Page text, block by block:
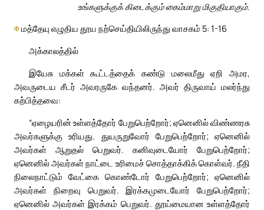
உங்களுக்குக் கிடைக்கும் கைம்மாறு மிகுதியாகும்.
✠மத்தேயு எழுதிய தூய நற்செய்தியிலிருந்து வாசகம் 5: 1-16
அக்காலத்தில்
இயேசு மக்கள் கூட்டத்தைக் கண்டு மலைமீது ஏறி அமர,
அவருடைய சீடர் அவரருகே வந்தனர். அவர் திருவாய் மலர்ந்து
கற்பித்தவை:
“ஏழையரின் உள்ளத்தோர் பேறுபெற்றோர்; ஏனெனில் விண்ணரசு
அவர்களுக்கு உரியது. துயருறுவோர் பேறுபெற்றோர்; ஏனெனில்
அவர்கள் ஆறுதல் பெறுவர். கனிவுடையோர் பேறுபெற்றோர்;
ஏனெனில் அவர்கள் நாட்டை உரிமைச் சொத்தாக்கிக் கொள்வர். நீதி
நிலைநாட்டும் வேட்கை கொண்டோர் பேறுபெற்றோர்; ஏனெனில்
அவர்கள் நிறைவு பெறுவர். இரக்கமுடையோர் பேறுபெற்றோர்;
ஏனெனில் அவர்கள் இரக்கம் பெறுவர். தூய்மையான உள்ளத்தோர்